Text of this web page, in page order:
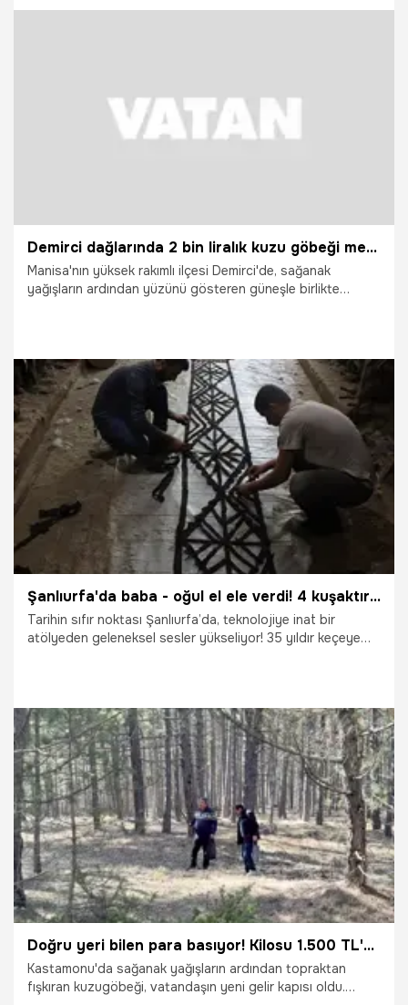
Demirci dağlarında 2 bin liralık kuzu göbeği mesaisi
Manisa'nın yüksek rakımlı ilçesi Demirci'de, sağanak
yağışların ardından yüzünü gösteren güneşle birlikte
29.04.2026 Vatan TV
Şanlıurfa'da baba - oğul el ele verdi! 4 kuşaktır devam eden asırlık sanatı atölyelerinde yeniden kurtarıyorlar: Herkes bunun peşinde
Tarihin sıfır noktası Şanlıurfa’da, teknolojiye inat bir
atölyeden geleneksel sesler yükseliyor! 35 yıldır keçeye
meşakkatli yolculuk, Karcı ailesinin elinde birer sanat
eserine dönüşüyor. Eskiden "ayakla" yapılan dövme işlemini
makinelere taşıyarak mesleği modernize eden usta, yerli ve
yabancı turistlerin yeniden odak noktası oldu.
27.04.2026 Şanlıurfa
Doğru yeri bilen para basıyor! Kilosu 1.500 TL'den kapış kapış gidiyor: Vatandaşlar toplamak için akın ediyor
Kastamonu'da sağanak yağışların ardından topraktan
fışkıran kuzugöbeği, vatandaşın yeni gelir kapısı oldu.